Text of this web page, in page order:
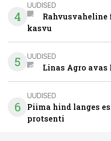
4
UUDISED
Rahvusvaheline
kasvu
5 UUDISED
Linas Agro
6
UUDISED
Piima hind langes
protsenti